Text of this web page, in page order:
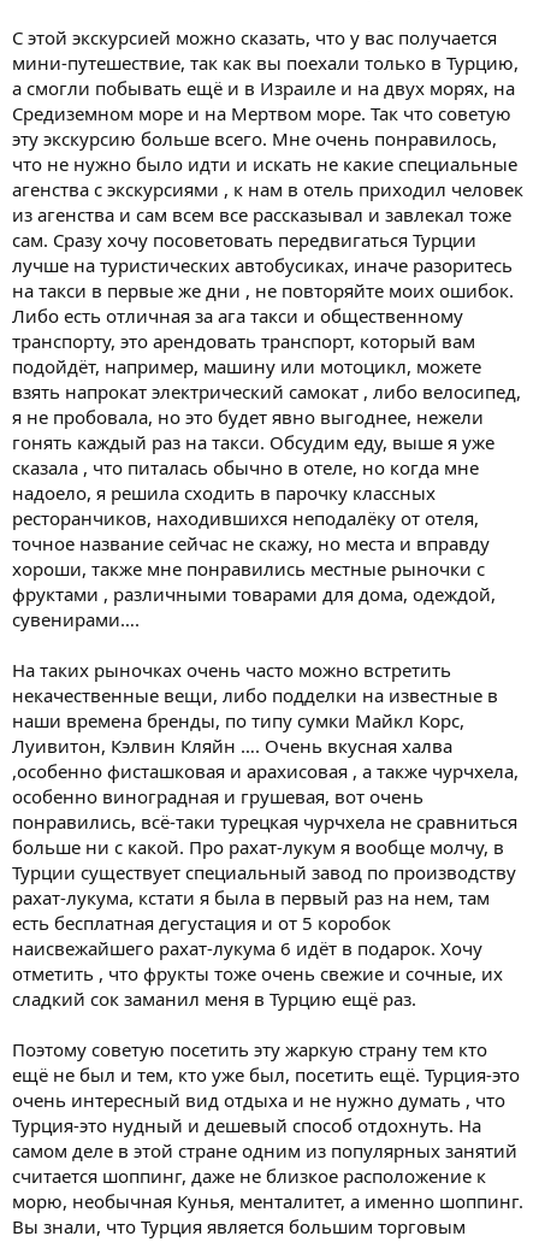
С этой экскурсией можно сказать, что у вас получается
мини-путешествие, так как вы поехали только в Турцию,
а смогли побывать ещё и в Израиле и на двух морях, на
Средиземном море и на Мертвом море. Так что советую
эту экскурсию больше всего. Мне очень понравилось,
что не нужно было идти и искать не какие специальные
агенства с экскурсиями , к нам в отель приходил человек
из агенства и сам всем все рассказывал и завлекал тоже
сам. Сразу хочу посоветовать передвигаться Турции
лучше на туристических автобусиках, иначе разоритесь
на такси в первые же дни , не повторяйте моих ошибок.
Либо есть отличная за ага такси и общественному
транспорту, это арендовать транспорт, который вам
подойдёт, например, машину или мотоцикл, можете
взять напрокат электрический самокат , либо велосипед,
я не пробовала, но это будет явно выгоднее, нежели
гонять каждый раз на такси. Обсудим еду, выше я уже
сказала , что питалась обычно в отеле, но когда мне
надоело, я решила сходить в парочку классных
ресторанчиков, находившихся неподалёку от отеля,
точное название сейчас не скажу, но места и вправду
хороши, также мне понравились местные рыночки с
фруктами , различными товарами для дома, одеждой,
сувенирами….
На таких рыночках очень часто можно встретить
некачественные вещи, либо подделки на известные в
наши времена бренды, по типу сумки Майкл Корс,
Луивитон, Кэлвин Кляйн …. Очень вкусная халва
,особенно фисташковая и арахисовая , а также чурчхела,
особенно виноградная и грушевая, вот очень
понравились, всё-таки турецкая чурчхела не сравниться
больше ни с какой. Про рахат-лукум я вообще молчу, в
Турции существует специальный завод по производству
рахат-лукума, кстати я была в первый раз на нем, там
есть бесплатная дегустация и от 5 коробок
наисвежайшего рахат-лукума 6 идёт в подарок. Хочу
отметить , что фрукты тоже очень свежие и сочные, их
сладкий сок заманил меня в Турцию ещё раз.
Поэтому советую посетить эту жаркую страну тем кто
ещё не был и тем, кто уже был, посетить ещё. Турция-это
очень интересный вид отдыха и не нужно думать , что
Турция-это нудный и дешевый способ отдохнуть. На
самом деле в этой стране одним из популярных занятий
считается шоппинг, даже не близкое расположение к
морю, необычная Кунья, менталитет, а именно шоппинг.
Вы знали, что Турция является большим торговым